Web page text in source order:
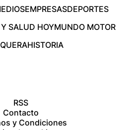
EMPRESASDEPORTES
SALUD HOYMUNDO MOTOR
HISTORIA
RSS
Contacto
y Condiciones